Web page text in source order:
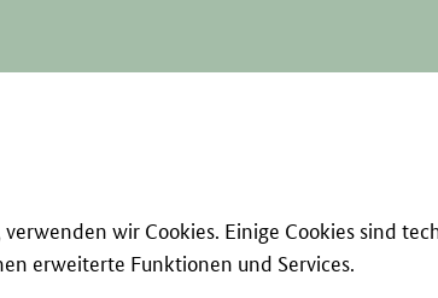
wir Cookies. Einige Cookies sind
erweiterte Funktionen und Services.